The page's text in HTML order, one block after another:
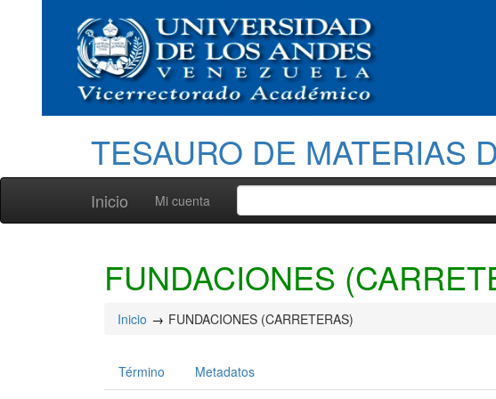
TESAURO DE MATERIAS
Inicio Mi cuenta
FUNDACIONES
Inicio FUNDACIONES (CARRETERAS)
Término Metadatos